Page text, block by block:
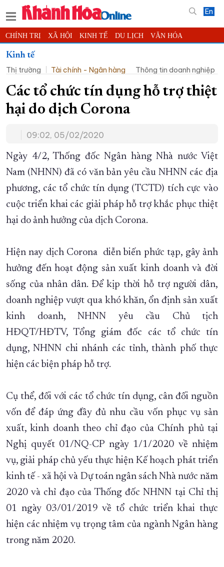
En
CHÍNH TRỊ XÃ HỘI KINH TẾ DU LỊCH VĂN HÓA
THỂ THAO
KHOA HỌC - CÔNG NGHỆ PHÁP LUẬT BẠN ĐỌC PHÓNG SỰ
THẾ GIỚI MULTIMEDIA VIDEO ĐỌC BÁO ONLINE
PODCAST THÔNG TIN - QUẢNG CÁO
TRƯỜNG SA BIỂN ĐẢO QUÊ HƯƠNG
CHUNG TAY CẢI CÁCH HÀNH CHÍNH
XÂY DỰNG NÔNG THÔN MỚI LỊCH CẮT ĐIỆN
TÀU - XE - MÁY BAY
KỶ NIỆM 370 NĂM XÂY DỰNG VÀ PHÁT TRIỂN TỈNH KHÁNH HÒA
KHOẢNH KHẮC ĐẸP XỨ TRẦM
ĐẠI HỘI ĐẢNG CÁC CẤP TRANG CHỦ VỀ BÁO KHÁNH HÒA
Kinh tế
Thị trường
Tài chính - Ngân hàng Thông tin doanh nghiệp
Các tổ chức tín dụng hỗ trợ thiệt
hại do dịch Corona
09:02, 05/02/2020
Ngày 4/2, Thống đốc Ngân hàng Nhà nước Việt
Nam (NHNN) đã có văn bản yêu cầu NHNN các địa
phương, các tổ chức tín dụng (TCTD) tích cực vào
cuộc triển khai các giải pháp hỗ trợ khắc phục thiệt
hại do ảnh hưởng của dịch Corona.
Hiện nay dịch Corona diễn biến phức tạp, gây ảnh
hưởng đến hoạt động sản xuất kinh doanh và đời
sống của nhân dân. Để kịp thời hỗ trợ người dân,
doanh nghiệp vượt qua khó khăn, ổn định sản xuất
kinh doanh, NHNN yêu cầu Chủ tịch
HĐQT/HĐTV, Tổng giám đốc các tổ chức tín
dụng, NHNN chi nhánh các tỉnh, thành phố thực
hiện các biện pháp hỗ trợ.
Cụ thể, đối với các tổ chức tín dụng, cân đối nguồn
vốn để đáp ứng đầy đủ nhu cầu vốn phục vụ sản
xuất, kinh doanh theo chỉ đạo của Chính phủ tại
Nghị quyết 01/NQ-CP ngày 1/1/2020 về nhiệm
vụ, giải pháp chủ yếu thực hiện Kế hoạch phát triển
kinh tế - xã hội và Dự toán ngân sách Nhà nước năm
2020 và chỉ đạo của Thống đốc NHNN tại Chỉ thị
01 ngày 03/01/2019 về tổ chức triển khai thực
hiện các nhiệm vụ trọng tâm của ngành Ngân hàng
trong năm 2020.